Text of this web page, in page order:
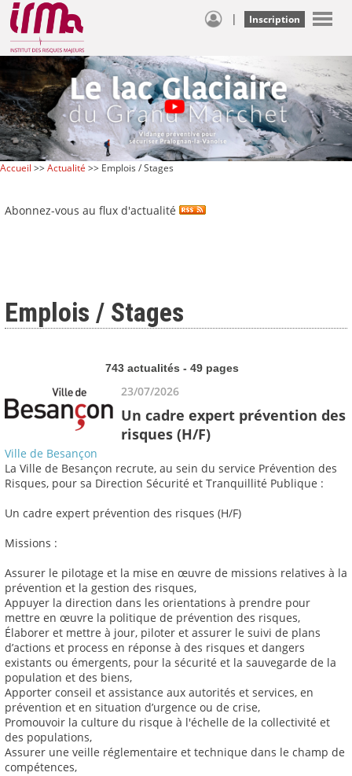
| Inscription
Accueil >>Actualité >> Emplois / Stages
Abonnez-vous au flux d'actualité
Emplois / Stages
743 actualités - 49 pages
23/07/2026
Un cadre expert prévention des
risques (H/F)
Ville de Besançon
La Ville de Besançon recrute, au sein du service Prévention des
Risques, pour sa Direction Sécurité et Tranquillité Publique :
Un cadre expert prévention des risques (H/F)
Missions :
Assurer le pilotage et la mise en œuvre de missions relatives à la
prévention et la gestion des risques,
Appuyer la direction dans les orientations à prendre pour
mettre en œuvre la politique de prévention des risques,
Élaborer et mettre à jour, piloter et assurer le suivi de plans
d’actions et process en réponse à des risques et dangers
existants ou émergents, pour la sécurité et la sauvegarde de la
population et des biens,
Apporter conseil et assistance aux autorités et services, en
prévention et en situation d’urgence ou de crise,
Promouvoir la culture du risque à l'échelle de la collectivité et
des populations,
Assurer une veille réglementaire et technique dans le champ de
compétences,